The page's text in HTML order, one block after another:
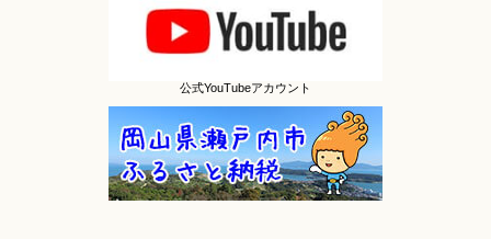
公式YouTubeアカウント